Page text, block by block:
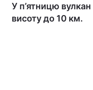
У п’ятницю
висоту до 10 км.